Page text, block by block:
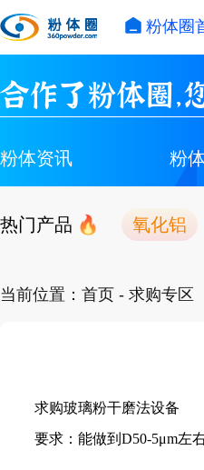
粉体圈
合作了粉体圈，
粉体资讯 粉
热门产品 氧化铝
当前位置： 首页 - 求购专区
求购玻璃粉干磨法设备
要求：能做到D50-5μm左